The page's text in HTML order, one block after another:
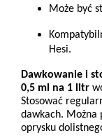
Może być
Hesi.
Dawkowanie i
0,5 ml na 1 litr
Stosować
dawkach. Można
oprysku